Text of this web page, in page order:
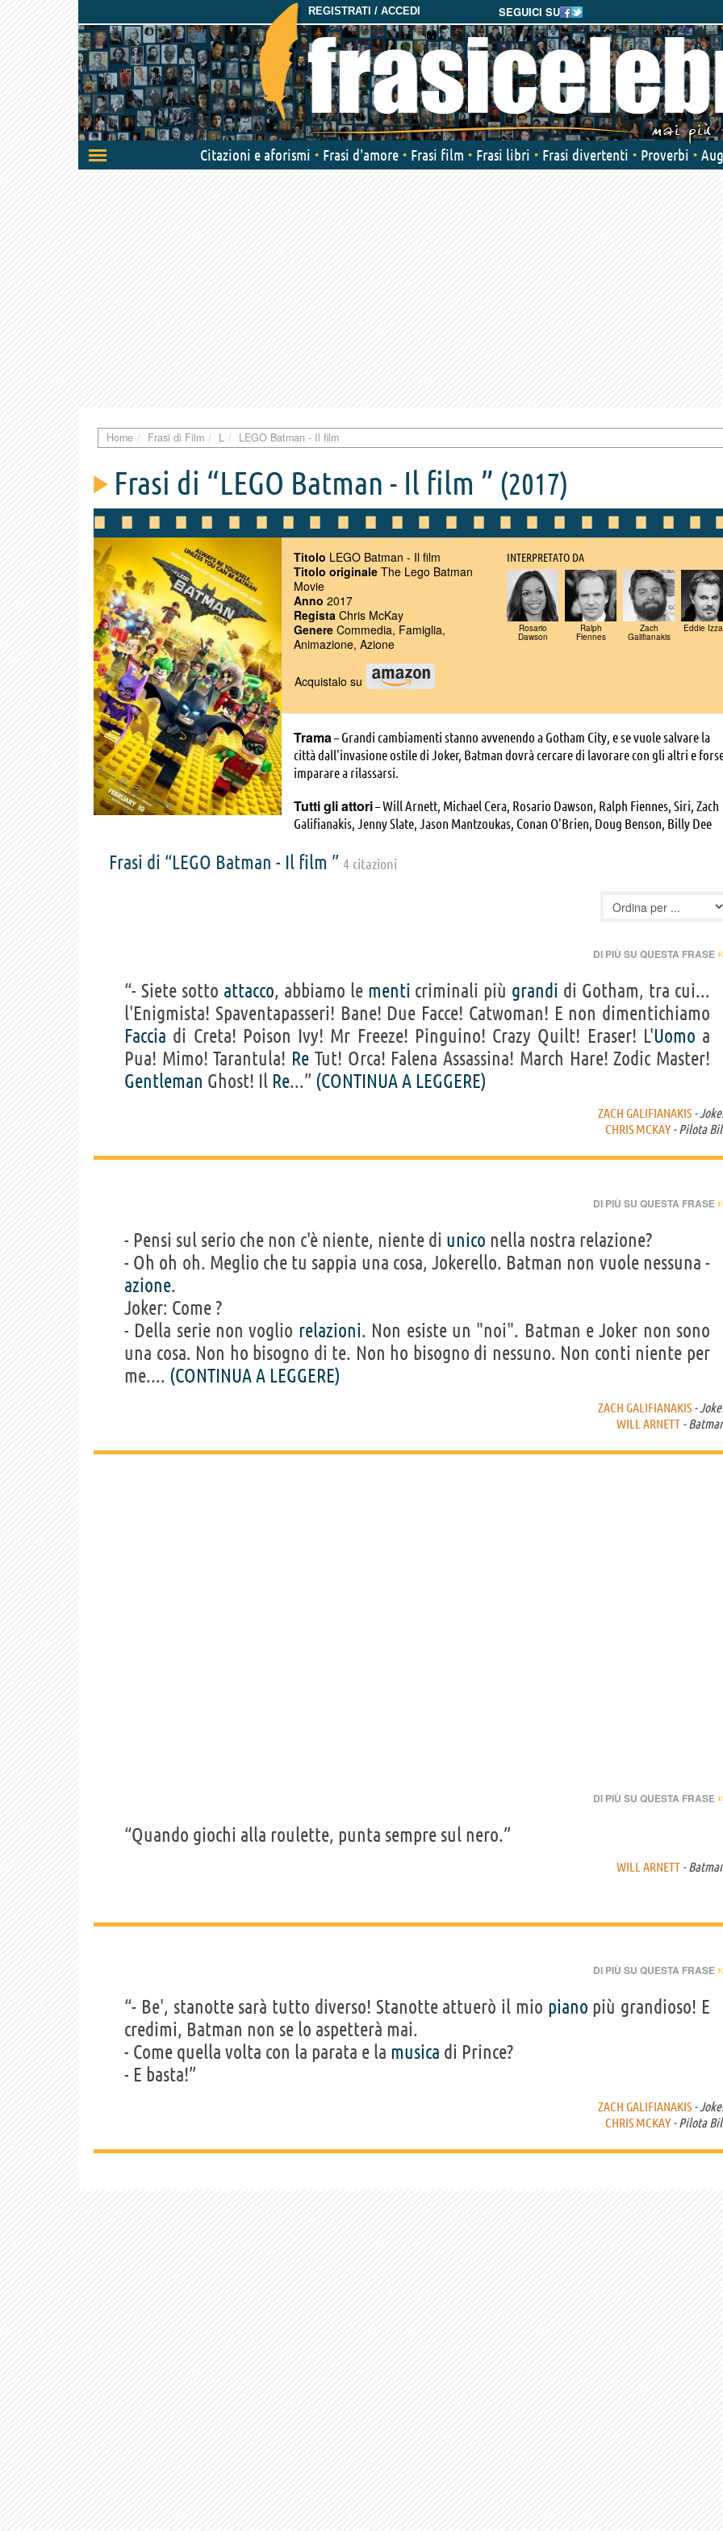
SEGUICI SU
REGISTRATI / ACCEDI
Attiva/disattiva
navigazione
Citazioni e aforismi Frasi d'amore Frasi film Frasi libri Frasi divertenti Proverbi
Home Frasi di Film L LEGO Batman - Il film
Frasi di “LEGO Batman - Il film ” (2017)
Titolo LEGO Batman - Il film
Titolo originale The Lego Batman
Movie
Anno 2017
Regista Chris McKay
Genere Commedia, Famiglia,
Animazione, Azione
INTERPRETATO DA
Rosario
Dawson
Ralph
Fiennes
Zach
Galifianakis
Eddie
Acquistalo su
Trama – Grandi cambiamenti stanno avvenendo a Gotham City, e se vuole salvare la
città dall'invasione ostile di Joker, Batman dovrà cercare di lavorare con gli altri e
imparare a rilassarsi.
Tutti gli attori– Will Arnett, Michael Cera, Rosario Dawson, Ralph Fiennes, Siri, Zach
Galifianakis, Jenny Slate, Jason Mantzoukas, Conan O'Brien, Doug Benson, Billy Dee
Clement, Ellie Kemper, Channing Tatum, Jonah Hill, Adam Devine, Hector Elizondo,
Charlie Bean, Marco Campagno, Garret Elkins, Ryan Halprin, Alison Ingram, Holly
Stephens, Vanara Taing, Matt Town, Bram Tulloch, John Venzon, Matt Villa, Mark
Frasi di “LEGO Batman - Il film ” 4 citazioni
DI PIÙ SU QUESTA FRASE
“- Siete sotto attacco, abbiamo le menti criminali più grandi di Gotham, tra cui...
l'Enigmista! Spaventapasseri! Bane! Due Facce! Catwoman! E non dimentichiamo
Faccia di Creta! Poison Ivy! Mr Freeze! Pinguino! Crazy Quilt! Eraser! L'Uomo a
Pua! Mimo! Tarantula! Re Tut! Orca! Falena Assassina! March Hare! Zodic Master!
Gentleman Ghost! Il Re...” (CONTINUA A LEGGERE)
ZACH GALIFIANAKIS -
CHRIS MCKAY - Pilota
DI PIÙ SU QUESTA FRASE
- Pensi sul serio che non c'è niente, niente di unico nella nostra relazione?
- Oh oh oh. Meglio che tu sappia una cosa, Jokerello. Batman non vuole nessuna -
azione.
Joker: Come ?
- Della serie non voglio relazioni. Non esiste un "noi". Batman e Joker non sono
una cosa. Non ho bisogno di te. Non ho bisogno di nessuno. Non conti niente per
me.... (CONTINUA A LEGGERE)
ZACH GALIFIANAKIS -
WILL ARNETT -
DI PIÙ SU QUESTA FRASE
“Quando giochi alla roulette, punta sempre sul nero.”
WILL ARNETT -
DI PIÙ SU QUESTA FRASE
“- Be', stanotte sarà tutto diverso! Stanotte attuerò il mio piano più grandioso! E
credimi, Batman non se lo aspetterà mai.
- Come quella volta con la parata e la musica di Prince?
- E basta!”
ZACH GALIFIANAKIS -
CHRIS MCKAY - Pilota